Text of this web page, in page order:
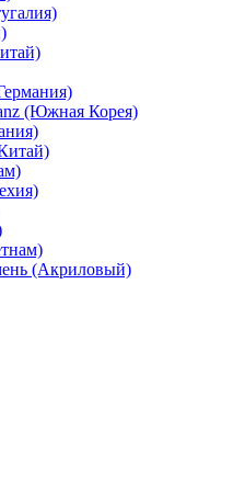
(Южная Корея)
(Акриловый)